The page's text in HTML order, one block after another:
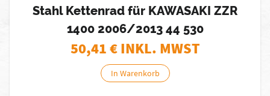
Stahl Kettenrad für KAWASAKI ZZR
1400 2006/2013 44 530
50,41€ INKL. MWST
In Warenkorb